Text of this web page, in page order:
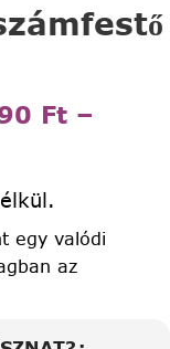
Ft –
egy valódi
az